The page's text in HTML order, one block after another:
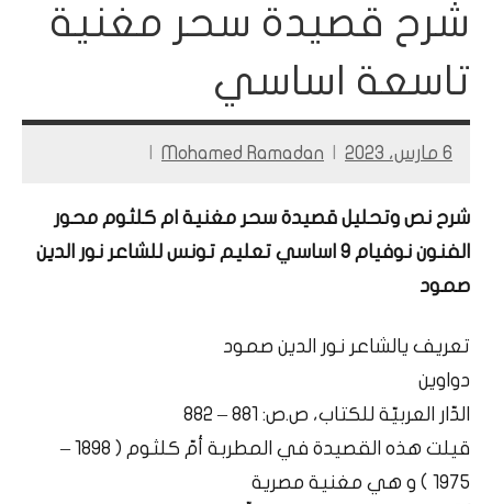
شرح قصيدة سحر مغنية
تاسعة اساسي
6 مارس، 2023 Mohamed Ramadan
شرح نص وتحليل قصيدة سحر مغنية ام كلثوم محور
الفنون نوفيام 9 اساسي تعليم تونس للشاعر نور الدين
صمود
تعريف يالشاعر نور الدين صمود
دواوين
الدّار العربيّة للكتاب، ص.ص: 881 – 882
قيلت هذه القصيدة في المطربة أمّ كلثوم ( 1898 –
1975 ) و هي مغنية مصرية